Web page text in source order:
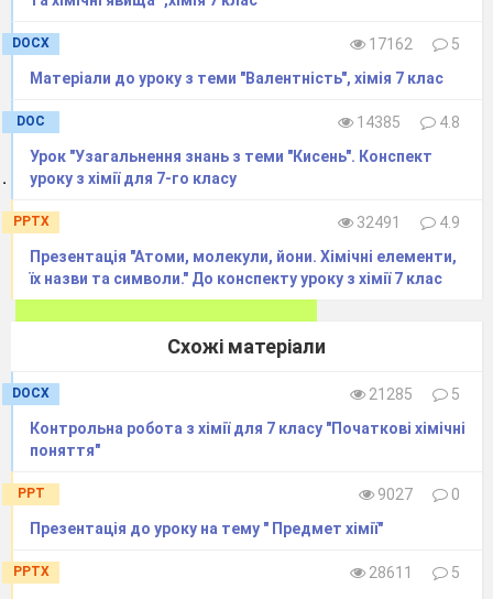
Запиши та прокоментуй, зроби висновки.
http://cikavi-fakty.com.ua/cikavi-fakti -proximiyu/
https://uk.wikipedia.org/wiki/ http://cikavo.net/cikavi-fakti-pro-vodu/
DOCX 17162
5
Матеріали до уроку з теми "Валентність", хімія 7 клас
DOC 14385
4.8
Урок "Узагальнення знань з теми "Кисень". Конспект
уроку з хімії для 7-го класу
PPTX 32491
4.9
Презентація "Атоми, молекули, йони. Хімічні елементи,
їх назви та символи." До конспекту уроку з хімії 7 клас
Схожі матеріали
DOCX 21285
5
Контрольна робота з хімії для 7 класу "Початкові хімічні
поняття"
PPT 9027
0
Презентація до уроку на тему " Предмет хімії"
PPTX 28611
5